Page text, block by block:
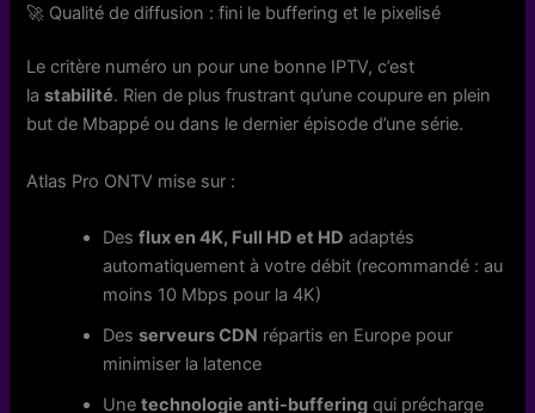
🚀 Qualité de diffusion : fini le buffering et le pixelisé
Le critère numéro un pour une bonne IPTV, c’est
lastabilité. Rien de plus frustrant qu’une coupure en plein
but de Mbappé ou dans le dernier épisode d’une série.
Atlas Pro ONTV mise sur :
Desflux en 4K, Full HD et HD adaptés
automatiquement à votre débit (recommandé : au
moins 10 Mbps pour la 4K)
Desserveurs CDN répartis en Europe pour
minimiser la latence
Unetechnologie anti-buffering qui précharge